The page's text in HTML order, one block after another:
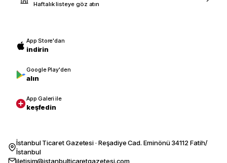
Haftalık listeye göz atın
App Store'dan
indirin
Google Play'den
alın
App Galeri ile
keşfedin
İstanbul Ticaret Gazetesi · Reşadiye Cad. Eminönü 34112 Fatih/
İstanbul
iletisim@istanbulticaretgazetesi.com